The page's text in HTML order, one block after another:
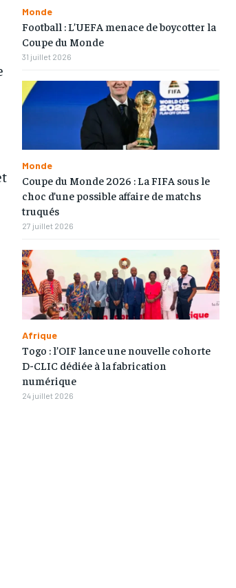
are billed
until you
are billed
until you
Monde
Football : L’UEFA menace de boycotter la
Coupe du Monde
31 juillet 2026
Monde
Coupe du Monde 2026 : La FIFA sous le
choc d’une possible affaire de matchs
truqués
27 juillet 2026
Afrique
Togo : l’OIF lance une nouvelle cohorte
D-CLIC dédiée à la fabrication
numérique
24 juillet 2026